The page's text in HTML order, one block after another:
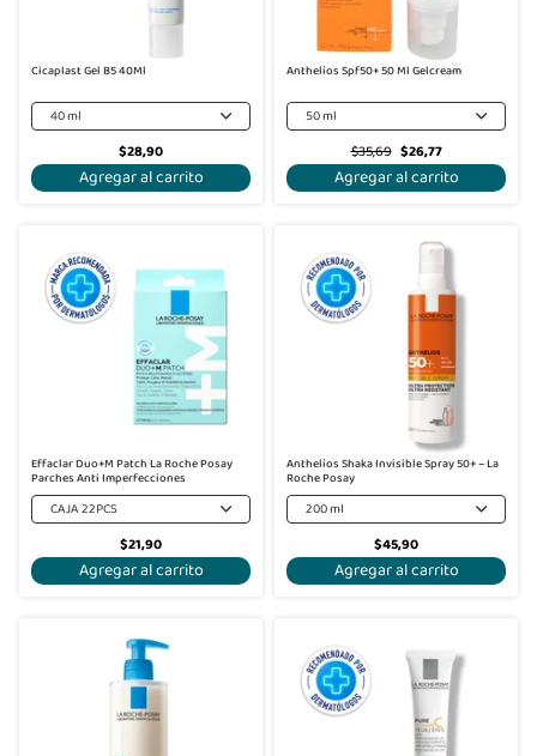
Cicaplast Gel B5 40Ml
40 ml
$28,90
Agregar al carrito
Anthelios Spf50+ 50 Ml Gelcream
50 ml
$35,69 $26,77
Agregar al carrito
Effaclar Duo+M Patch La Roche Posay
Parches Anti Imperfecciones
CAJA 22PCS
$21,90
Agregar al carrito
Anthelios Shaka Invisible Spray 50+ – La
Roche Posay
200 ml
$45,90
Agregar al carrito